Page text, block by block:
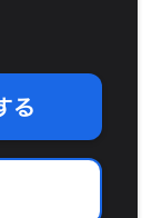
る